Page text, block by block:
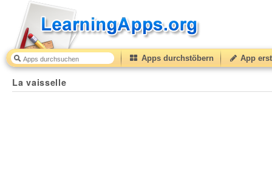
Apps durchstöbern App
La vaisselle